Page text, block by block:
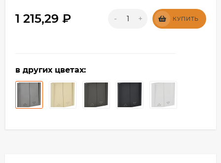
1 215,29 ₽ - + КУПИТЬ
в других цветах: